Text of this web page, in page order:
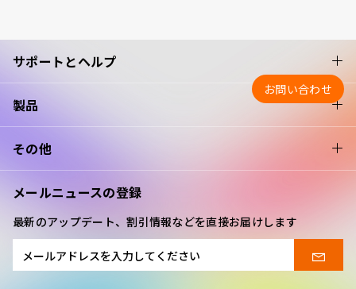
サポートとヘルプ
製品
その他
メールニュースの登録
最新のアップデート、割引情報などを直接お届けします
お問い合わせ